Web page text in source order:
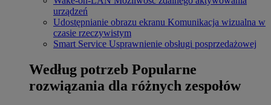
urządzeń
Udostępnianie obrazu ekranu Komunikacja wizualna w
czasie rzeczywistym
Smart Service Usprawnienie obsługi posprzedażowej
Według potrzeb Popularne
rozwiązania dla różnych zespołów